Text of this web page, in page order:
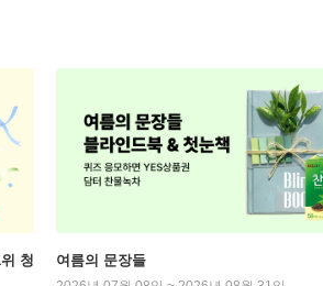
청
여름의 문장들